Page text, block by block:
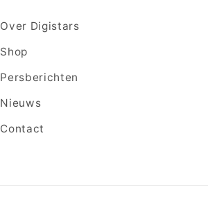
Over Digistars
Shop
Persberichten
Nieuws
Contact